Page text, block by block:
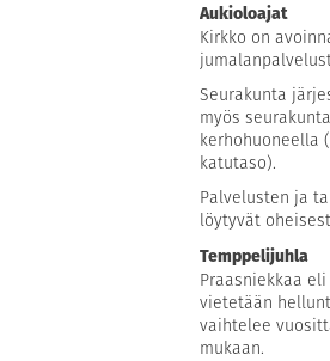
Aukioloajat
Kirkko on
Seurakunta
myös
kerhohuoneella
katutaso).
Palvelusten ja
löytyvät
Temppelijuhla
Praasniekkaa
vietetään
vaihtelee
mukaan.